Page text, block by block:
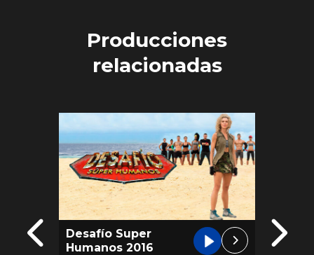
Producciones
relacionadas
Desafío Super
Humanos 2016
Vida